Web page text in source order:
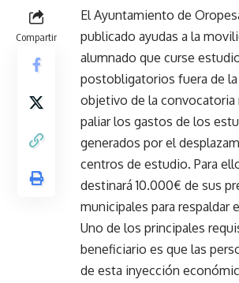
Compartir
El Ayuntamiento de
publicado ayudas a la
alumnado que curse
postobligatorios fuera de la
objetivo de la convocatoria
paliar los gastos de los
generados por el
centros de estudio. Para
destinará 10.000€ de sus
municipales para respaldar
Uno de los principales
beneficiario es que las
de esta inyección